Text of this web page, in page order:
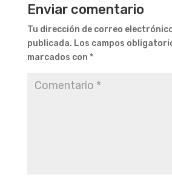
Enviar comentario
Tu dirección de correo
publicada. Los campos
marcados con *